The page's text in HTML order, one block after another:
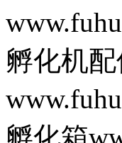
孵化机